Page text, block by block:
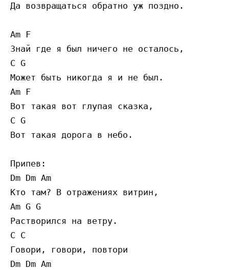
Да возвращаться обратно уж поздно.
Am F
Знай где я был ничего не осталось,
C G
Может быть никогда я и не был.
Am F
Вот такая вот глупая сказка,
C G
Вот такая дорога в небо.
Припев:
Dm Dm Am
Кто там? В отражениях витрин,
Am G G
Растворился на ветру.
C C
Говори, говори, повтори
Dm Dm Am